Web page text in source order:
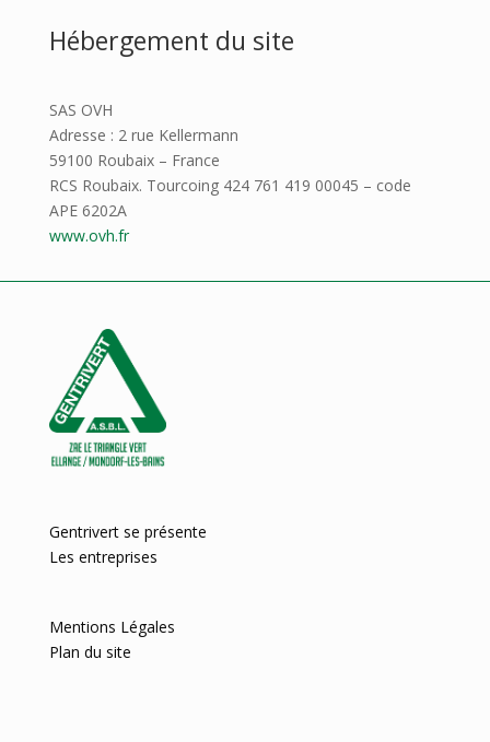
Hébergement du site
SAS OVH
Adresse : 2 rue Kellermann
59100 Roubaix – France
RCS Roubaix. Tourcoing 424 761 419 00045 – code
APE 6202A
www.ovh.fr
Gentrivert se présente
Les entreprises
Mentions Légales
Plan du site